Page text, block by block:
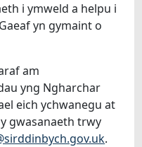
i ymweld a helpu i
yn gymaint o
am
yng Ngharchar
eich ychwanegu at
gwasanaeth trwy
.